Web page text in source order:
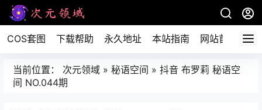
COS套图 下载帮助 永久地址 本站指南 网站首页
当前位置： 次元领域 » 秘语空间 » 抖音 布罗莉 秘语空
间 NO.044期